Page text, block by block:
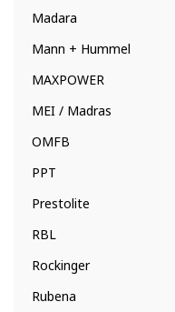
Madara
Mann + Hummel
MAXPOWER
MEI / Madras
OMFB
PPT
Prestolite
RBL
Rockinger
Rubena